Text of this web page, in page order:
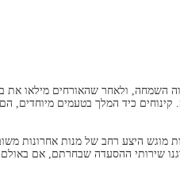
השמחה, ולאחר שהאורחים מילאו את
כיד המלך בטעמים מיוחדים,
מוגש היצע רחב של מנות אחרונות
שירותי ההסעדה שבחרתם, אם באולם